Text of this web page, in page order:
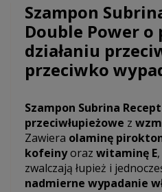
Szampon
Double Power
działaniu
przeciwko
Szampon Subrina Recept
przeciwłupieżowe z
Zawiera olaminę
kofeinyoraz witaminę E
zwalczają łupież i
nadmierne wypadanie